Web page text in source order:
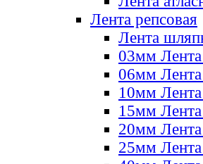
Лента репсовая
Лента
03мм Лента
06мм Лента
10мм Лента
15мм Лента
20мм Лента
25мм Лента